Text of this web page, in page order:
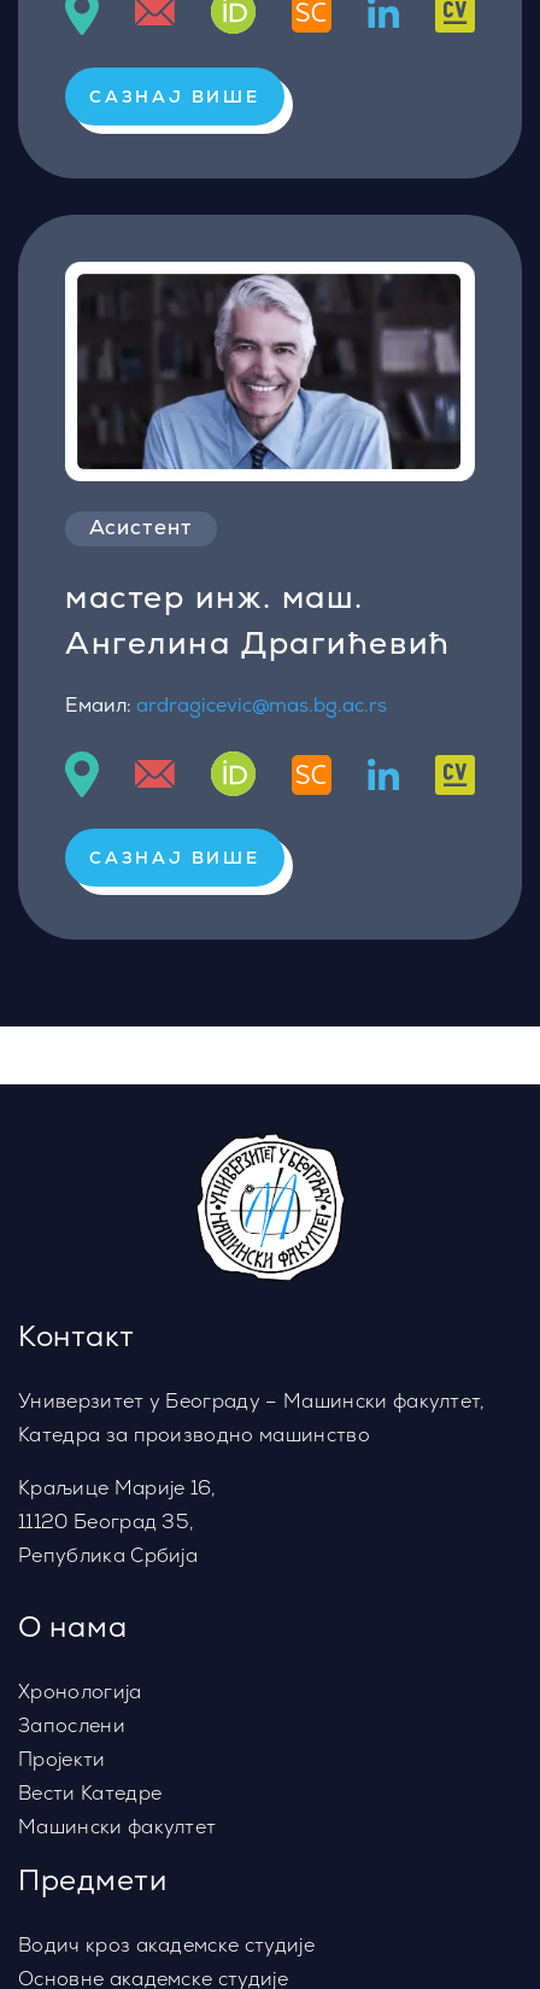
САЗНАЈ ВИШЕ
Асистент
мастер инж. маш.
Ангелина Драгићевић
Емаил: ardragicevic@mas.bg.ac.rs
САЗНАЈ ВИШЕ
Контакт
Универзитет у Београду – Машински факултет,
Катедра за производно машинство
Краљице Марије 16,
11120 Београд 35,
Република Србија
О нама
Хронологија
Запослени
Пројекти
Вести Катедре
Машински факултет
Предмети
Водич кроз академске студије
Основне академске студије